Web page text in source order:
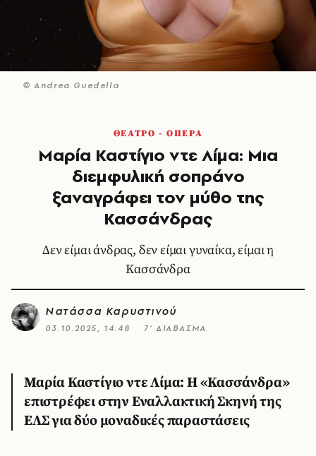
© Andrea Guedella
ΘΕΑΤΡΟ - ΟΠΕΡΑ
Μαρία Καστίγιο ντε Λίμα: Μια
διεμφυλική σοπράνο
ξαναγράφει τον μύθο της
Κασσάνδρας
Δεν είμαι άνδρας, δεν είμαι γυναίκα, είμαι η
Κασσάνδρα
Νατάσσα Καρυστινού
03.10.2025, 14:48 7’ ΔΙΑΒΑΣΜΑ
Μαρία Καστίγιο ντε Λίμα: Η «Κασσάνδρα»
επιστρέφει στην Εναλλακτική Σκηνή της
ΕΛΣ για δύο μοναδικές παραστάσεις